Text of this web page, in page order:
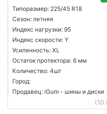
Типоразмер: 225/45 R18
Сезон: летняя
Индекс нагрузки: 95
Индекс скорости: Y
Усиленность: XL
Остаток протектора: 6 мм
Количество: 4шт
Город:
Продавец: iGum - шины и диски